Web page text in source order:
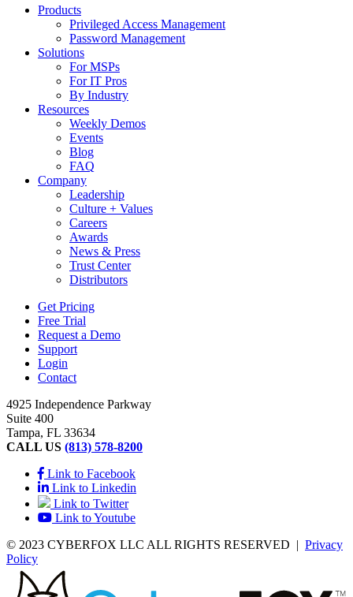
Products
Privileged Access Management
Password Management
Solutions
For MSPs
For IT Pros
By Industry
Resources
Weekly Demos
Events
Blog
FAQ
Company
Leadership
Culture + Values
Careers
Awards
News & Press
Trust Center
Distributors
Get Pricing
Free Trial
Request a Demo
Support
Login
Contact
4925 Independence Parkway
Suite 400
Tampa, FL 33634
CALL US (813) 578-8200
Link to Facebook
Link to Linkedin
Link to Twitter
Link to Youtube
© 2023 CYBERFOX LLC ALL RIGHTS RESERVED | Privacy
Policy